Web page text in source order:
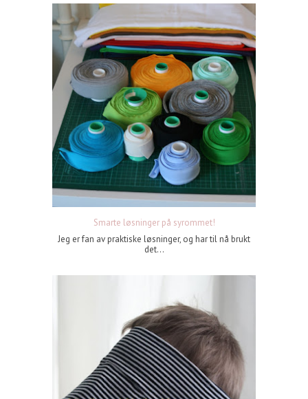
Smarte løsninger på syrommet!
Jeg er fan av praktiske løsninger, og har til nå brukt
det...